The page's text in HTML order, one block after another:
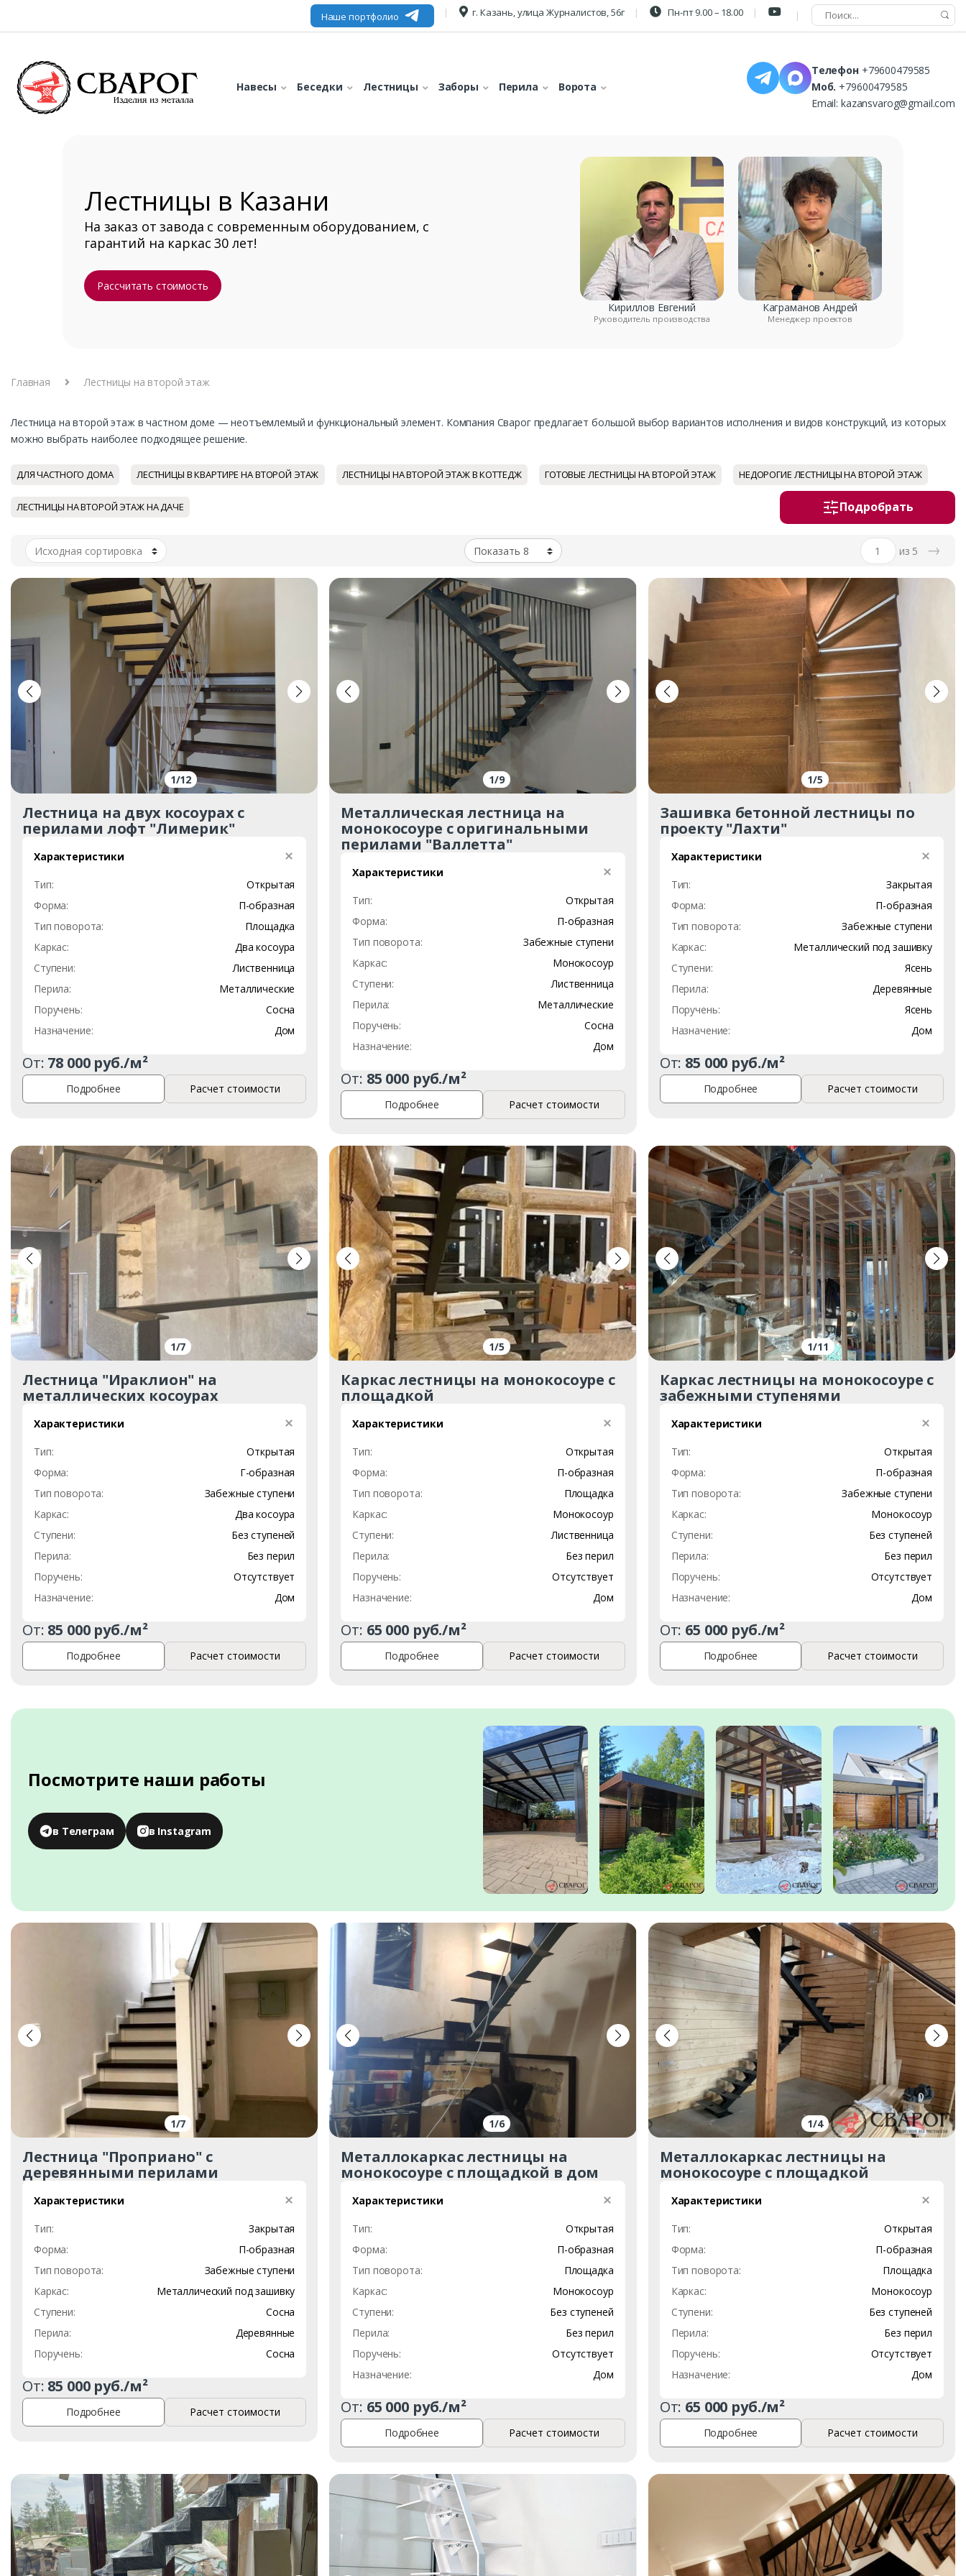
Ваше имя*
Наше портфолио г. Казань, улица Журналистов, 56г Пн-пт 9.00 – 18.00
Навесы Беседки Лестницы Заборы Перила Ворота
Телефон +79600479585
Моб. +79600479585
Email: kazansvarog@gmail.com
Лестницы в Казани
На заказ от завода с современным оборудованием, с
гарантий на каркас 30 лет!
Рассчитать стоимость
Кириллов Евгений
Руководитель производства
Каграманов Андрей
Менеджер проектов
Главная Лестницы на второй этаж
Лестница на второй этаж в частном доме — неотъемлемый и функциональный элемент. Компания Сварог предлагает большой выбор вариантов исполнения и видов конструкций, из которых
можно выбрать наиболее подходящее решение.
ДЛЯ ЧАСТНОГО ДОМА ЛЕСТНИЦЫ В КВАРТИРЕ НА ВТОРОЙ ЭТАЖ ЛЕСТНИЦЫ НА ВТОРОЙ ЭТАЖ В КОТТЕДЖ ГОТОВЫЕ ЛЕСТНИЦЫ НА ВТОРОЙ ЭТАЖ НЕДОРОГИЕ ЛЕСТНИЦЫ НА ВТОРОЙ ЭТАЖ
ЛЕСТНИЦЫ НА ВТОРОЙ ЭТАЖ НА ДАЧЕ Подробрать
из 5 →
Посмотрите наши работы
в Телеграм в Instagram
1/12
Лестница на двух косоурах с
перилами лофт "Лимерик"
Характеристики
Тип:
Открытая
Форма:
П-образная
Тип поворота:
Площадка
Каркас:
Два косоура
Ступени:
Лиственница
Перила:
Металлические
Поручень:
Сосна
Назначение:
Дом
От: 78 000 руб./м²
Подробнее Расчет стоимости
1/9
Металлическая лестница на
монокосоуре с оригинальными
перилами "Валлетта"
Характеристики
Тип:
Открытая
Форма:
П-образная
Тип поворота:
Забежные ступени
Каркас:
Монокосоур
Ступени:
Лиственница
Перила:
Металлические
Поручень:
Сосна
Назначение:
Дом
От: 85 000 руб./м²
Подробнее Расчет стоимости
1/5
Зашивка бетонной лестницы по
проекту "Лахти"
Характеристики
Тип:
Закрытая
Форма:
П-образная
Тип поворота:
Забежные ступени
Каркас:
Металлический под зашивку
Ступени:
Ясень
Перила:
Деревянные
Поручень:
Ясень
Назначение:
Дом
От: 85 000 руб./м²
Подробнее Расчет стоимости
1/7
Лестница "Ираклион" на
металлических косоурах
Характеристики
Тип:
Открытая
Форма:
Г-образная
Тип поворота:
Забежные ступени
Каркас:
Два косоура
Ступени:
Без ступеней
Перила:
Без перил
Поручень:
Отсутствует
Назначение:
Дом
От: 85 000 руб./м²
Подробнее Расчет стоимости
1/5
Каркас лестницы на монокосоуре с
площадкой
Характеристики
Тип:
Открытая
Форма:
П-образная
Тип поворота:
Площадка
Каркас:
Монокосоур
Ступени:
Лиственница
Перила:
Без перил
Поручень:
Отсутствует
Назначение:
Дом
От: 65 000 руб./м²
Подробнее Расчет стоимости
1/11
Каркас лестницы на монокосоуре с
забежными ступенями
Характеристики
Тип:
Открытая
Форма:
П-образная
Тип поворота:
Забежные ступени
Каркас:
Монокосоур
Ступени:
Без ступеней
Перила:
Без перил
Поручень:
Отсутствует
Назначение:
Дом
От: 65 000 руб./м²
Подробнее Расчет стоимости
1/7
Лестница "Проприано" с
деревянными перилами
Характеристики
Тип:
Закрытая
Форма:
П-образная
Тип поворота:
Забежные ступени
Каркас:
Металлический под зашивку
Ступени:
Сосна
Перила:
Деревянные
Поручень:
Сосна
От: 85 000 руб./м²
Подробнее Расчет стоимости
1/6
Металлокаркас лестницы на
монокосоуре с площадкой в дом
Характеристики
Тип:
Открытая
Форма:
П-образная
Тип поворота:
Площадка
Каркас:
Монокосоур
Ступени:
Без ступеней
Перила:
Без перил
Поручень:
Отсутствует
Назначение:
Дом
От: 65 000 руб./м²
Подробнее Расчет стоимости
1/4
Металлокаркас лестницы на
монокосоуре с площадкой
Характеристики
Тип:
Открытая
Форма:
П-образная
Тип поворота:
Площадка
Каркас:
Монокосоур
Ступени:
Без ступеней
Перила:
Без перил
Поручень:
Отсутствует
Назначение:
Дом
От: 65 000 руб./м²
Подробнее Расчет стоимости